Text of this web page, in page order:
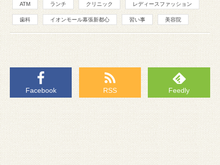
ATM ランチ クリニック レディースファッション
歯科 イオンモール幕張新都心 習い事 美容院
Facebook RSS Feedly